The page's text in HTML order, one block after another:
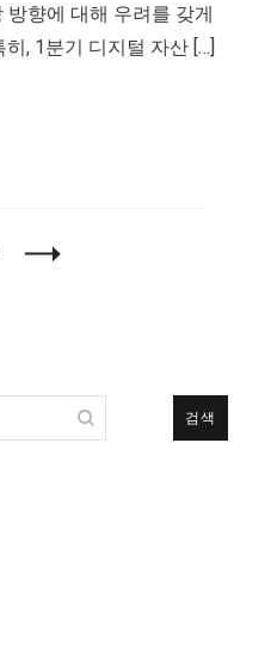
향에 대해 우려를 갖게
, 1분기 디지털 자산 […]